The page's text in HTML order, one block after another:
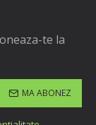
te la
MA ABONEZ